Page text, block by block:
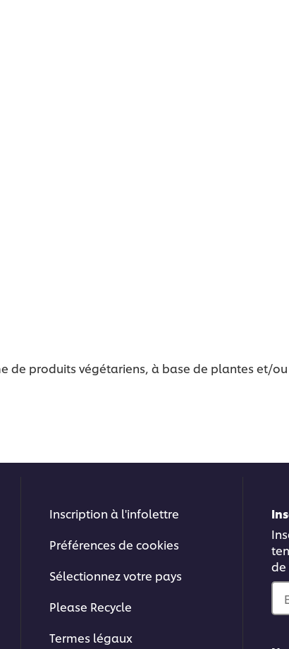
de produits végétariens, à base de plantes et/
Inscription à l'infolettre
Préférences de cookies
Sélectionnez votre pays
Please Recycle
Termes légaux
de